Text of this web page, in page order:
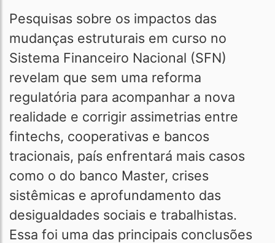
Pesquisas sobre os impactos das
mudanças estruturais em curso no
Sistema Financeiro Nacional (SFN)
revelam que sem uma reforma
regulatória para acompanhar a nova
realidade e corrigir assimetrias entre
fintechs, cooperativas e bancos
tracionais, país enfrentará mais casos
como o do banco Master, crises
sistêmicas e aprofundamento das
desigualdades sociais e trabalhistas.
Essa foi uma das principais conclusões